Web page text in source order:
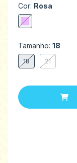
Cor: Rosa
Tamanho: 18
18 21